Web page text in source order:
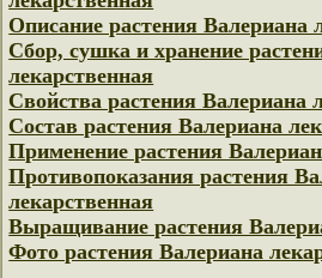
Описание растения Валериана
Сбор, сушка и хранение
лекарственная
Свойства растения Валериана
Состав растения Валериана
Применение растения
Противопоказания растения
лекарственная
Выращивание растения
Фото растения Валериана